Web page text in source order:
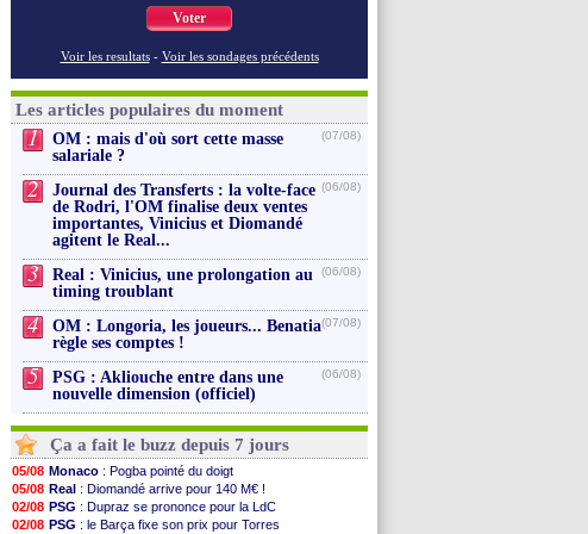
Voter
Voir les resultats - Voir les sondages précédents
Les articles populaires du moment
1
OM : mais d'où sort cette masse
salariale ?
(07/08)
2
Journal des Transferts : la volte-face
de Rodri, l'OM finalise deux ventes
importantes, Vinicius et Diomandé
agitent le Real...
(06/08)
3
Real : Vinicius, une prolongation au
timing troublant
(06/08)
4
OM : Longoria, les joueurs... Benatia
règle ses comptes !
(07/08)
5
PSG : Akliouche entre dans une
nouvelle dimension (officiel)
(06/08)
Ça a fait le buzz depuis 7 jours
05/08 Monaco : Pogba pointé du doigt
05/08 Real : Diomandé arrive pour 140 M€ !
02/08 PSG : Dupraz se prononce pour la LdC
02/08 PSG : le Barça fixe son prix pour Torres